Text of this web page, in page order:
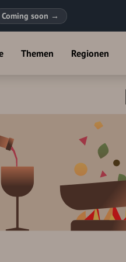
Coming soon →
Themen Regionen